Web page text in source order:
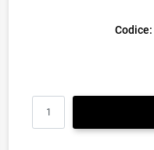
Codice: